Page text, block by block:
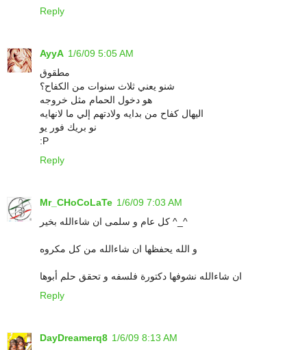
Reply
AyyA 1/6/09 5:05 AM
مطقوق
شنو يعني ثلاث سنوات من الكفاح؟
هو دخول الحمام مثل خروجه
اليهال كفاح من بدايه ولادتهم إلي ما لانهايه
نو بريك فور يو
:P
Reply
Mr_CHoCoLaTe 1/6/09 7:03 AM
كل عام و سلمى ان شاءالله بخير ^_^
و الله يحفظها ان شاءالله من كل مكروه
ان شاءالله نشوفها دكتورة فلسفه و تحقق حلم أبوها
Reply
DayDreamerq8 1/6/09 8:13 AM